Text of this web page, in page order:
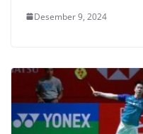
Desember 9, 2024